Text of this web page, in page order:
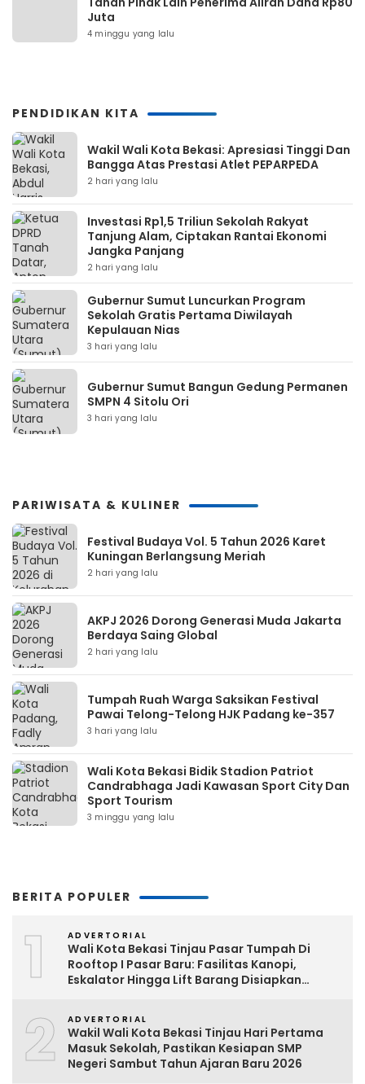
Juta
4 minggu yang lalu
PENDIDIKAN KITA
Wakil Wali Kota Bekasi: Apresiasi Tinggi Dan
Bangga Atas Prestasi Atlet PEPARPEDA
2 hari yang lalu
Investasi Rp1,5 Triliun Sekolah Rakyat
Tanjung Alam, Ciptakan Rantai Ekonomi
Jangka Panjang
2 hari yang lalu
Gubernur Sumut Luncurkan Program
Sekolah Gratis Pertama Diwilayah
Kepulauan Nias
3 hari yang lalu
Gubernur Sumut Bangun Gedung Permanen
SMPN 4 Sitolu Ori
3 hari yang lalu
PARIWISATA & KULINER
Festival Budaya Vol. 5 Tahun 2026 Karet
Kuningan Berlangsung Meriah
2 hari yang lalu
AKPJ 2026 Dorong Generasi Muda Jakarta
Berdaya Saing Global
2 hari yang lalu
Tumpah Ruah Warga Saksikan Festival
Pawai Telong-Telong HJK Padang ke-357
3 hari yang lalu
Wali Kota Bekasi Bidik Stadion Patriot
Candrabhaga Jadi Kawasan Sport City Dan
Sport Tourism
3 minggu yang lalu
BERITA POPULER
1 ADVERTORIAL
Wali Kota Bekasi Tinjau Pasar Tumpah Di
Rooftop I Pasar Baru: Fasilitas Kanopi,
Eskalator Hingga Lift Barang Disiapkan
2 ADVERTORIAL
Wakil Wali Kota Bekasi Tinjau Hari Pertama
Masuk Sekolah, Pastikan Kesiapan SMP
Negeri Sambut Tahun Ajaran Baru 2026